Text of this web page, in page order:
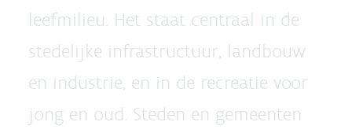
leefmilieu. Het staat centraal in de
stedelijke infrastructuur, landbouw
en industrie, en in de recreatie voor
jong en oud. Steden en gemeenten